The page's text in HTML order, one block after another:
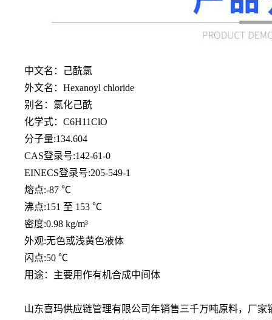
中文名：己酰氯
外文名： Hexanoyl chloride
别名：氯化己酰
化学式： C6H11ClO
分子量:134.604
CAS登录号:142-61-0
EINECS登录号:205-549-1
熔点:-87 ℃
沸点:151 至 153 ℃
密度:0.98 kg/m³
外观:无色或浅黄色液体
闪点:50 ℃
用途：主要用作有机合成中间体
山东喜玛供应链管理有限公司年销售三千万吨原料，厂